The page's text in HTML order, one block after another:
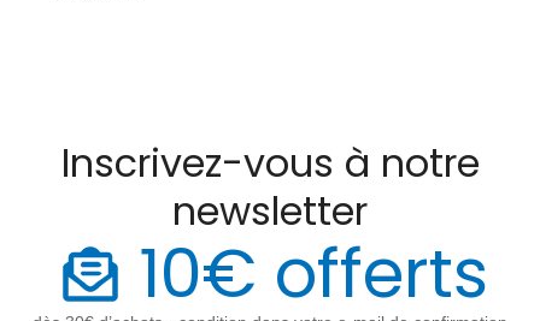
Inscrivez-vous à notre
newsletter
10€ offerts